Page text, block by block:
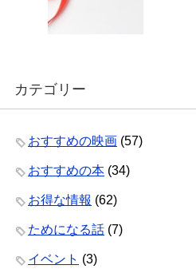
カテゴリー
おすすめの映画 (57)
おすすめの本 (34)
お得な情報 (62)
ためになる話 (7)
イベント (3)